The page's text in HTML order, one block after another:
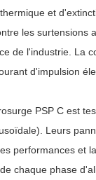
et
les surtensions
de l'industrie. La
d'impulsion
PSP C est
Leurs
performances et
chaque phase